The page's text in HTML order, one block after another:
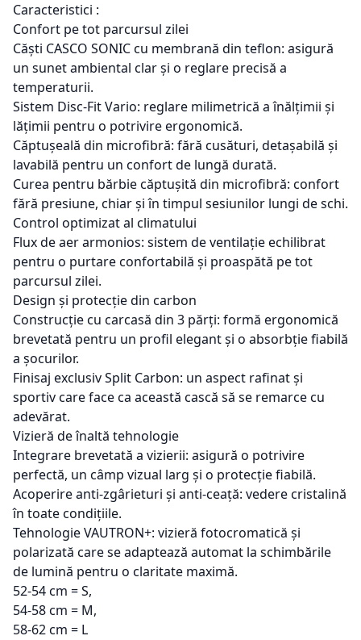
Caracteristici :
Confort pe tot parcursul zilei
Căști CASCO SONIC cu membrană din teflon: asigură
un sunet ambiental clar și o reglare precisă a
temperaturii.
Sistem Disc-Fit Vario: reglare milimetrică a înălțimii și
lățimii pentru o potrivire ergonomică.
Căptușeală din microfibră: fără cusături, detașabilă și
lavabilă pentru un confort de lungă durată.
Curea pentru bărbie căptușită din microfibră: confort
fără presiune, chiar și în timpul sesiunilor lungi de schi.
Control optimizat al climatului
Flux de aer armonios: sistem de ventilație echilibrat
pentru o purtare confortabilă și proaspătă pe tot
parcursul zilei.
Design și protecție din carbon
Construcție cu carcasă din 3 părți: formă ergonomică
brevetată pentru un profil elegant și o absorbție fiabilă
a șocurilor.
Finisaj exclusiv Split Carbon: un aspect rafinat și
sportiv care face ca această cască să se remarce cu
adevărat.
Vizieră de înaltă tehnologie
Integrare brevetată a vizierii: asigură o potrivire
perfectă, un câmp vizual larg și o protecție fiabilă.
Acoperire anti-zgârieturi și anti-ceață: vedere cristalină
în toate condițiile.
Tehnologie VAUTRON+: vizieră fotocromatică și
polarizată care se adaptează automat la schimbările
de lumină pentru o claritate maximă.
52-54 cm = S,
54-58 cm = M,
58-62 cm = L